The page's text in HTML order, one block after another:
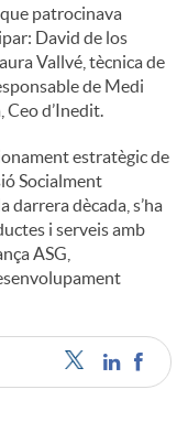
patrocinava
David de los
Vallvé, tècnica de
de Medi
d’Inedit.
estratègic de
Socialment
darrera dècada, s’ha
i serveis amb
ASG,